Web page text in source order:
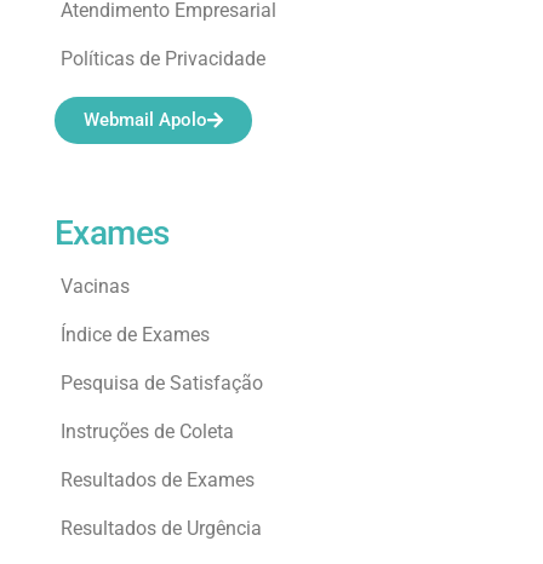
Exames
Vacinas
Índice de Exames
Pesquisa de Satisfação
Instruções de Coleta
Resultados de Exames
Resultados de Urgência
Atendimento Empresarial
Políticas de Privacidade
Webmail Apolo